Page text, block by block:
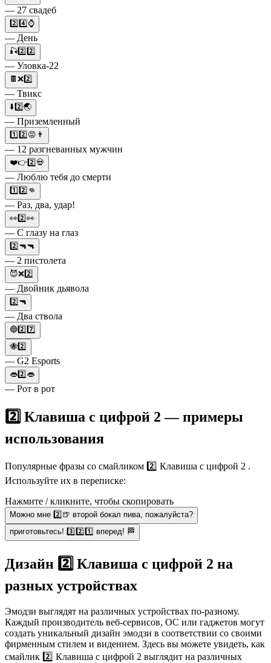
— 27 свадеб
2️⃣4️⃣⌚️
— День
🎣2️⃣2️⃣
— Уловка-22
🍫❌2️⃣
— Твикс
⬇️2️⃣🌏
— Приземленный
1️⃣2️⃣😡👨
— 12 разгневанных мужчин
❤️👉2️⃣💀
— Люблю тебя до смерти
1️⃣2️⃣👊
— Раз, два, удар!
👀2️⃣👀
— С глазу на глаз
2️⃣🔫🔫
— 2 пистолета
😈❌2️⃣
— Двойник дьявола
2️⃣🔫
— Два ствола
🔵2️⃣7️⃣
🐝2️⃣
— G2 Esports
👄2️⃣👄
— Рот в рот
2️⃣ Клавиша с цифрой 2 — примеры
использования
Популярные фразы со смайликом 2️⃣ Клавиша с цифрой 2 .
Используйте их в переписке:
Нажмите / кликните, чтобы скопировать
Можно мне 2️⃣🍺 второй бокал пива, пожалуйста?
приготовьтесь! 3️⃣2️⃣1️⃣ вперед! 🏁
Дизайн 2️⃣ Клавиша с цифрой 2 на
разных устройствах
Эмодзи выглядят на различных устройствах по-разному.
Каждый производитель веб-сервисов, ОС или гаджетов могут
создать уникальный дизайн эмодзи в соответствии со своими
фирменным стилем и видением. Здесь вы можете увидеть, как
смайлик 2️⃣ Клавиша с цифрой 2 выглядит на различных